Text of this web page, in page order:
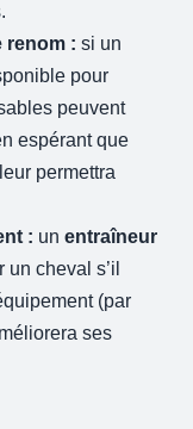
renom : si un
pour
peuvent
espérant que
leur permettra
: unentraîneur
cheval s’il
(par
ses